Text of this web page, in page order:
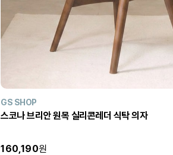
GS SHOP
스코나 브리안 원목 실리콘레더 식탁 의자
160,190원